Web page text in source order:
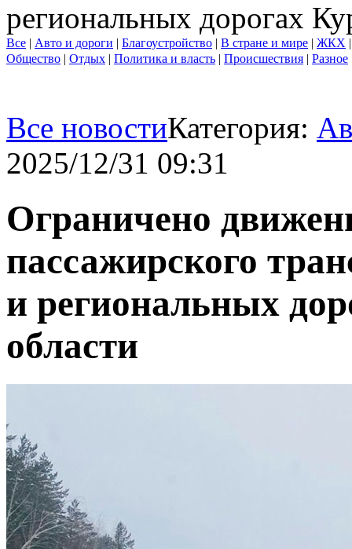
региональных дорогах
Все | Авто и дороги | Благоустройство | В стране и мире | ЖКХ
Общество | Отдых | Политика и власть | Происшествия | Разное
Все новостиКатегория:
2025/12/31 09:31
Ограничено
пассажирского
и региональных
области